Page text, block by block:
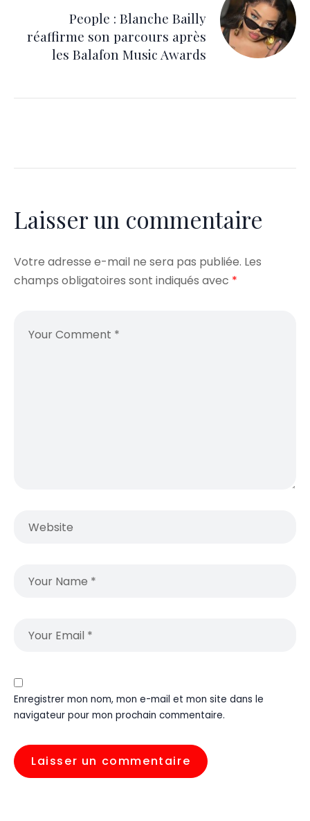
People : Blanche Bailly
réaffirme son parcours après
les Balafon Music Awards
Laisser un commentaire
Votre adresse e-mail ne sera pas publiée. Les
champs obligatoires sont indiqués avec *
Enregistrer mon nom, mon e-mail et mon site dans le
navigateur pour mon prochain commentaire.